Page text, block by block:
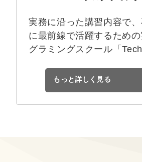
実務に沿った講習内容で
に最前線で活躍するため
グラミングスクール「
もっと詳しく見る